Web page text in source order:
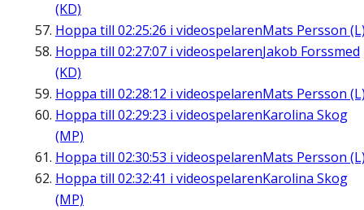
(KD)
Hoppa till 02:25:26 i videospelarenMats Persson
Hoppa till 02:27:07 i videospelarenJakob Forssmed
(KD)
Hoppa till 02:28:12 i videospelarenMats Persson
Hoppa till 02:29:23 i videospelarenKarolina Skog
(MP)
Hoppa till 02:30:53 i videospelarenMats Persson
Hoppa till 02:32:41 i videospelarenKarolina Skog
(MP)